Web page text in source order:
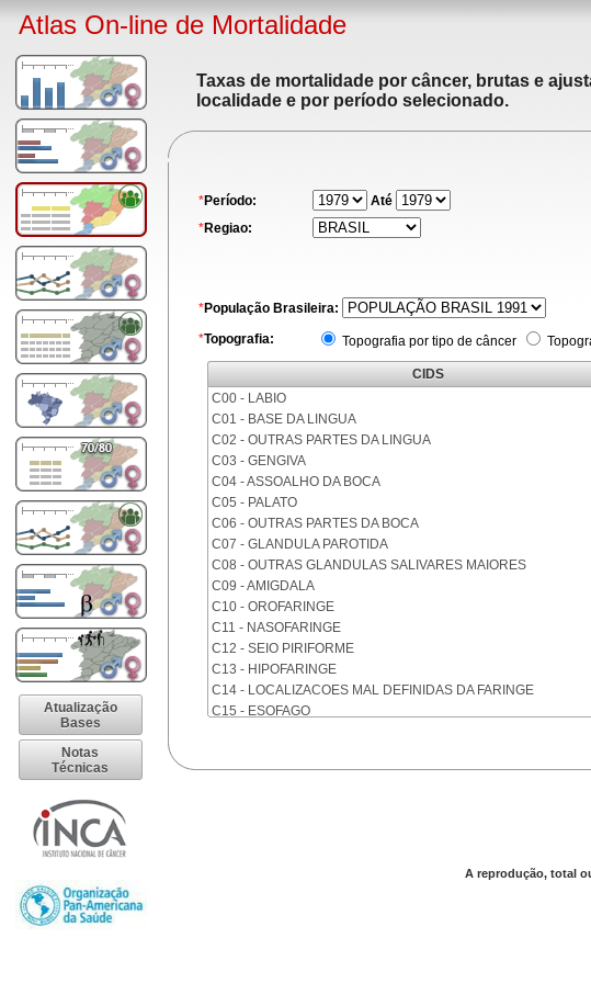
Atlas On-line de Mortalidade
Atualização
Bases
Notas
Técnicas
Taxas de mortalidade por câncer, brutas e
localidade e por período selecionado.
*Período:
Até
*Regiao:
*População Brasileira:
*Topografia: Topografia por tipo de câncer
CIDS
C00 - LABIO
C01 - BASE DA LINGUA
C02 - OUTRAS PARTES DA LINGUA
C03 - GENGIVA
C04 - ASSOALHO DA BOCA
C05 - PALATO
C06 - OUTRAS PARTES DA BOCA
C07 - GLANDULA PAROTIDA
C08 - OUTRAS GLANDULAS SALIVARES MAIORES
C09 - AMIGDALA
C10 - OROFARINGE
C11 - NASOFARINGE
C12 - SEIO PIRIFORME
C13 - HIPOFARINGE
C14 - LOCALIZACOES MAL DEFINIDAS DA FARINGE
C15 - ESOFAGO
C18 - COLON
A reprodução, total